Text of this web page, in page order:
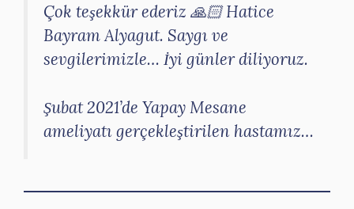
Çok teşekkür ederiz 🙏🏻 Hatice
Bayram Alyagut. Saygı ve
sevgilerimizle… İyi günler diliyoruz.
Şubat 2021’de Yapay Mesane
ameliyatı gerçekleştirilen hastamız…